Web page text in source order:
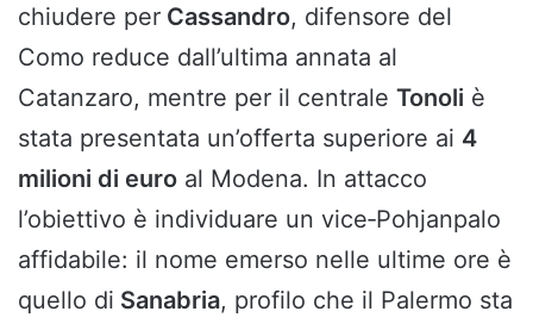
chiudere per Cassandro, difensore del
Como reduce dall’ultima annata al
Catanzaro, mentre per il centrale Tonoli è
stata presentata un’offerta superiore ai 4
milioni di euro al Modena. In attacco
l’obiettivo è individuare un vice‑Pohjanpalo
affidabile: il nome emerso nelle ultime ore è
quello di Sanabria, profilo che il Palermo sta